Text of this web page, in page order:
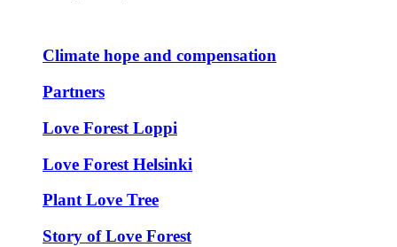
Climate hope and compensation
Partners
Love Forest Loppi
Love Forest Helsinki
Plant Love Tree
Story of Love Forest